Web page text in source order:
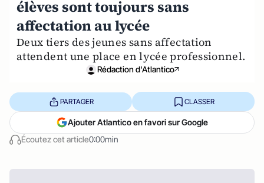
élèves sont toujours sans
affectation au lycée
Deux tiers des jeunes sans affectation
attendent une place en lycée professionnel.
Rédaction d'Atlantico
Écoutez cet article0:00min
PARTAGER CLASSER
Ajouter Atlantico en favori sur Google